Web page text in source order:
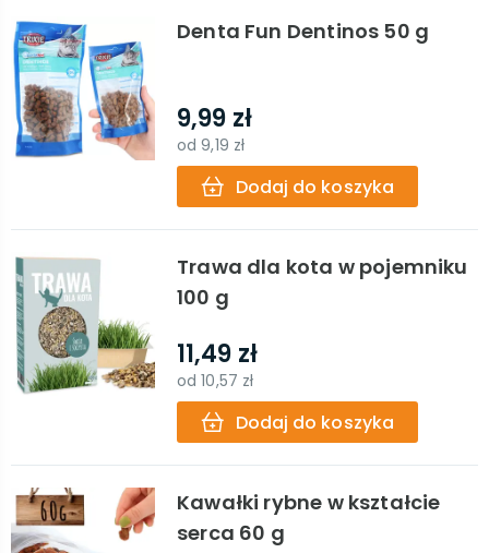
Denta Fun Dentinos 50 g
9,99 zł
od9,19 zł
Dodaj do koszyka
Trawa dla kota w pojemniku
100 g
11,49 zł
od10,57 zł
Dodaj do koszyka
Kawałki rybne w kształcie
serca 60 g